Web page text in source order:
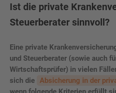
Ist die private
Steuerberater sinnvoll?
Eine private
und Steuerberater (sowie auch
Wirtschaftsprüfer) in vielen
sich die Absicherung in der